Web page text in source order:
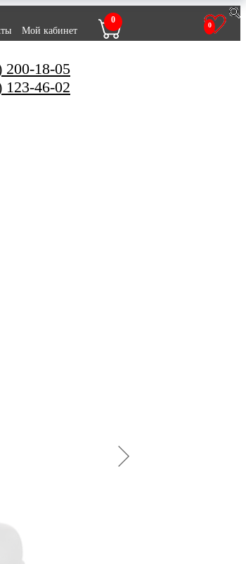
0
0
Мой кабинет
200-18-05
123-46-02